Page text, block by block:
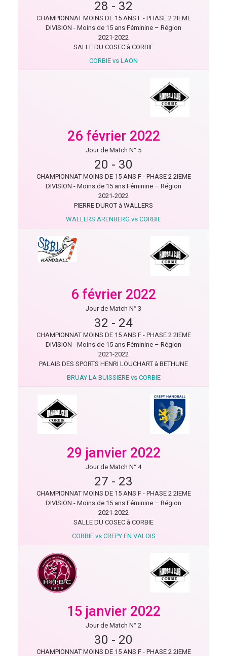
28 - 32
CHAMPIONNAT MOINS DE 15 ANS F - PHASE 2 2IEME
DIVISION - Moins de 15 ans Féminine – Région
2021-2022
SALLE DU COSEC à CORBIE
CORBIE vs LAON
26 février 2022
Jour de Match N° 5
20 - 30
CHAMPIONNAT MOINS DE 15 ANS F - PHASE 2 2IEME
DIVISION - Moins de 15 ans Féminine – Région
2021-2022
PIERRE DUROT à WALLERS
WALLERS ARENBERG vs CORBIE
6 février 2022
Jour de Match N° 3
32 - 24
CHAMPIONNAT MOINS DE 15 ANS F - PHASE 2 2IEME
DIVISION - Moins de 15 ans Féminine – Région
2021-2022
PALAIS DES SPORTS HENRI LOUCHART à BETHUNE
BRUAY LA BUISSIERE vs CORBIE
29 janvier 2022
Jour de Match N° 4
27 - 23
CHAMPIONNAT MOINS DE 15 ANS F - PHASE 2 2IEME
DIVISION - Moins de 15 ans Féminine – Région
2021-2022
SALLE DU COSEC à CORBIE
CORBIE vs CREPY EN VALOIS
15 janvier 2022
Jour de Match N° 2
30 - 20
CHAMPIONNAT MOINS DE 15 ANS F - PHASE 2 2IEME